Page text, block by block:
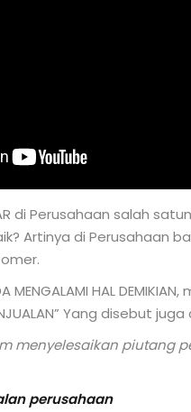
di Perusahaan salah
Artinya di Perusahaan
MENGALAMI HAL
Yang disebut
menyelesaikan piutang
perusahaan